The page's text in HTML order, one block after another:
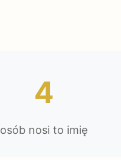
4
osób nosi to imię